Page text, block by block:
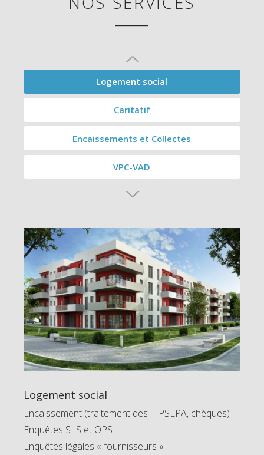
Logement social
Caritatif
Encaissements et Collectes
VPC-VAD
Logement social
Encaissement (traitement des TIPSEPA, chèques)
Enquêtes SLS et OPS
Enquêtes légales « fournisseurs »